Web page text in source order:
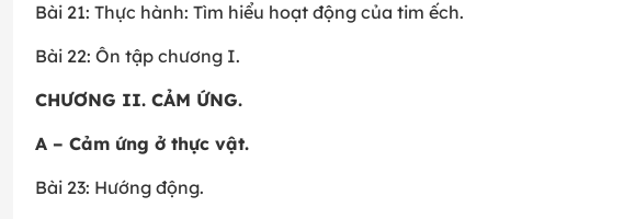
Bài 21: Thực hành: Tìm hiểu hoạt động của tim ếch.
Bài 22: Ôn tập chương I.
CHƯƠNG II. CẢM ỨNG.
A – Cảm ứng ở thực vật.
Bài 23: Hướng động.